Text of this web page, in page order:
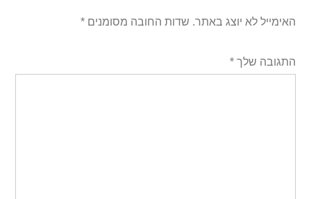
האימייל לא יוצג באתר. שדות החובה מסומנים *
התגובה שלך *